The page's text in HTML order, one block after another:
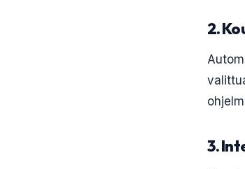
2.
3.